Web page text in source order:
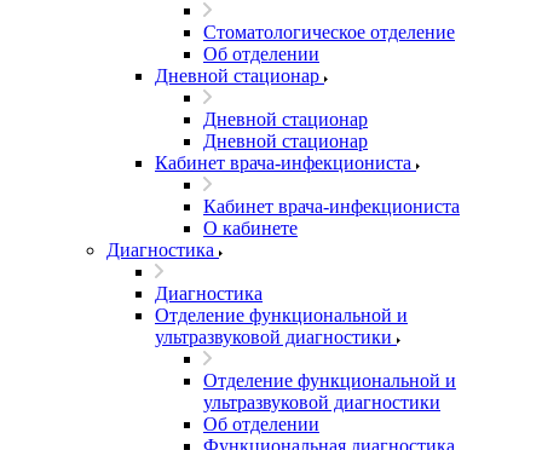
Стоматологическое отделение
Об отделении
Дневной стационар
Дневной стационар
Дневной стационар
Кабинет врача-инфекциониста
Кабинет врача-инфекциониста
О кабинете
Диагностика
Диагностика
Отделение функциональной и
ультразвуковой диагностики
Отделение функциональной и
ультразвуковой диагностики
Об отделении
Функциональная диагностика